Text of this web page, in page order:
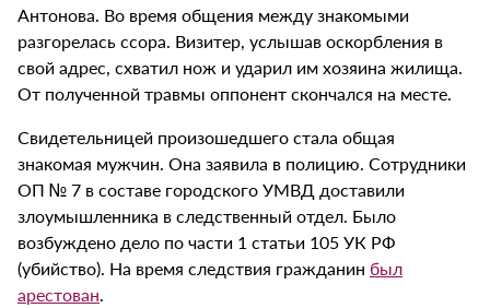
Антонова. Во время общения между знакомыми
разгорелась ссора. Визитер, услышав оскорбления в
свой адрес, схватил нож и ударил им хозяина жилища.
От полученной травмы оппонент скончался на месте.
Свидетельницей произошедшего стала общая
знакомая мужчин. Она заявила в полицию. Сотрудники
ОП № 7 в составе городского УМВД доставили
злоумышленника в следственный отдел. Было
возбуждено дело по части 1 статьи 105 УК РФ
(убийство). На время следствия гражданин был
арестован.